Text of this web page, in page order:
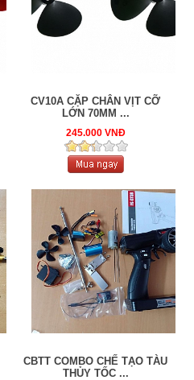
CV10A CẶP CHÂN VỊT CỠ
LỚN 70MM ...
245.000 VNĐ
CBTT COMBO CHẾ TẠO TÀU
THỦY TỐC ...